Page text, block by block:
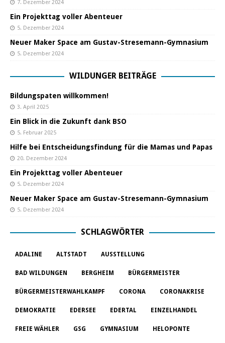
7. Dezember 2024
Ein Projekttag voller Abenteuer
5. Dezember 2024
Neuer Maker Space am Gustav-Stresemann-Gymnasium
5. Dezember 2024
WILDUNGER BEITRÄGE
Bildungspaten willkommen!
3. April 2025
Ein Blick in die Zukunft dank BSO
5. Februar 2025
Hilfe bei Entscheidungsfindung für die Mamas und Papas
20. Dezember 2024
Ein Projekttag voller Abenteuer
5. Dezember 2024
Neuer Maker Space am Gustav-Stresemann-Gymnasium
5. Dezember 2024
SCHLAGWÖRTER
ADALINE ALTSTADT AUSSTELLUNG
BAD WILDUNGEN BERGHEIM BÜRGERMEISTER
BÜRGERMEISTERWAHLKAMPF CORONA CORONAKRISE
DEMOKRATIE EDERSEE EDERTAL EINZELHANDEL
FREIE WÄHLER GSG GYMNASIUM HELOPONTE